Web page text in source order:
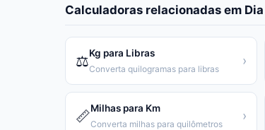
Calculadoras relacionadas em
⚖️Kg para Libras
Converta quilogramas para libras
›
📏Milhas para Km
Converta milhas para quilômetros
›